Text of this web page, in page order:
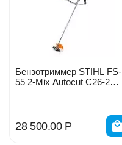
Бензотриммер STIHL FS-
55 2-Mix Autocut C26-2
28 500.00 Р